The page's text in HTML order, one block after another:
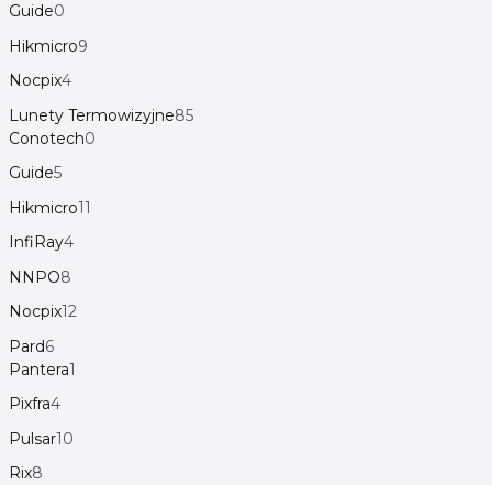
Guide0
Hikmicro9
Nocpix4
Lunety Termowizyjne85
Conotech0
Guide5
Hikmicro11
InfiRay4
NNPO8
Nocpix12
Pard6
Pantera1
Pixfra4
Pulsar10
Rix8